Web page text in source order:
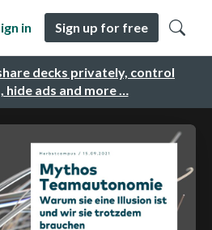
decks privately, control
hide ads and more …
in Sign up for free